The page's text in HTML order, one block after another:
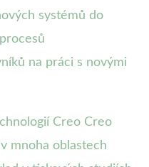
systémů do
na práci s novými
Creo Creo
mnoha oblastech